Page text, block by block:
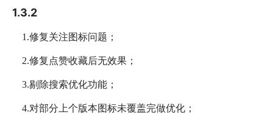
1.3.2
1.修复关注图标问题；
2.修复点赞收藏后无效果；
3.剔除搜索优化功能；
4.对部分上个版本图标未覆盖完做优化；